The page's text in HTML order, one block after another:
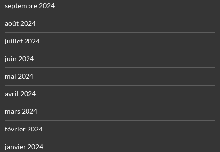
septembre 2024
août 2024
juillet 2024
juin 2024
mai 2024
avril 2024
mars 2024
février 2024
janvier 2024